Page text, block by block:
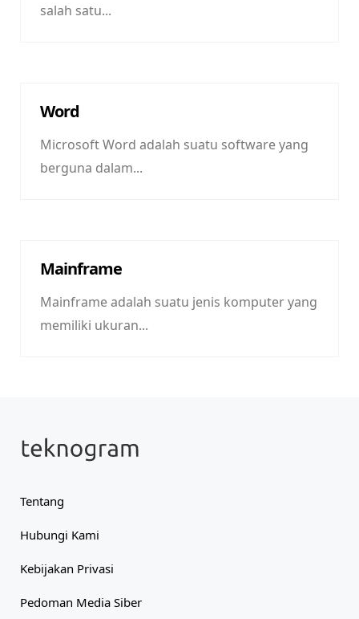
salah satu...
Word
Microsoft Word adalah suatu software yang
berguna dalam...
Mainframe
Mainframe adalah suatu jenis komputer yang
memiliki ukuran...
Tentang
Hubungi Kami
Kebijakan Privasi
Pedoman Media Siber